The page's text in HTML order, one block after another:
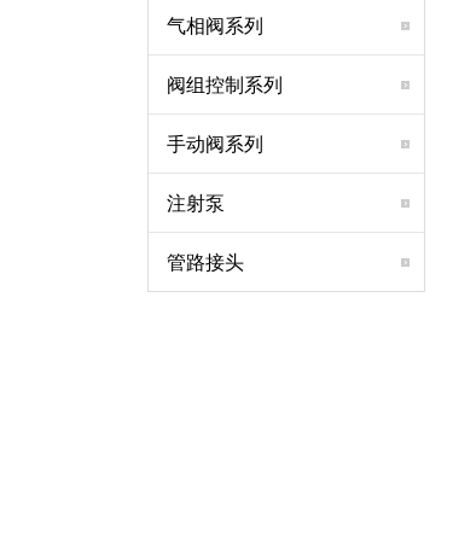
气相阀系列
阀组控制系列
手动阀系列
注射泵
管路接头